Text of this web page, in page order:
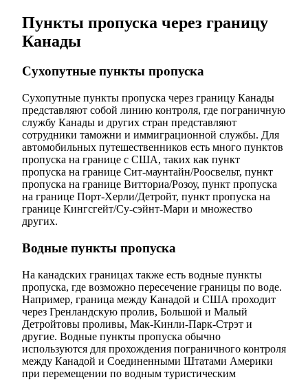
Пункты пропуска через границу
Канады
Сухопутные пункты пропуска
Сухопутные пункты пропуска через границу Канады
представляют собой линию контроля, где пограничную
службу Канады и других стран представляют
сотрудники таможни и иммиграционной службы. Для
автомобильных путешественников есть много пунктов
пропуска на границе с США, таких как пункт
пропуска на границе Сит-маунтайн/Роосвельт, пункт
пропуска на границе Витториа/Розоу, пункт пропуска
на границе Порт-Херли/Детройт, пункт пропуска на
границе Кингсгейт/Су-сэйнт-Мари и множество
других.
Водные пункты пропуска
На канадских границах также есть водные пункты
пропуска, где возможно пересечение границы по воде.
Например, граница между Канадой и США проходит
через Гренландскую пролив, Большой и Малый
Детройтовы проливы, Мак-Кинли-Парк-Стрэт и
другие. Водные пункты пропуска обычно
используются для прохождения пограничного контроля
между Канадой и Соединенными Штатами Америки
при перемещении по водным туристическим